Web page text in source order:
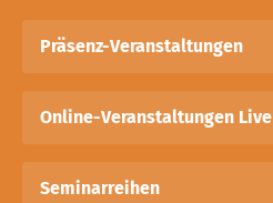
Präsenz-Veranstaltungen
Online-Veranstaltungen Live
Seminarreihen